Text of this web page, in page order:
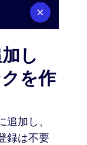
し
を作
加し、
録は不要